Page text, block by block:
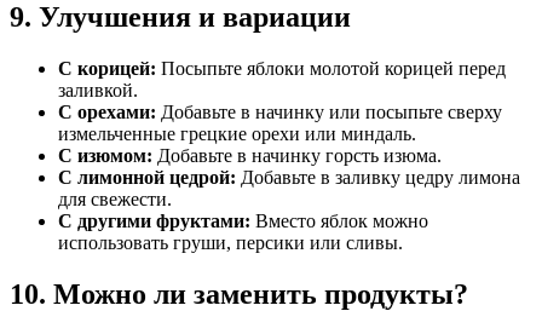
9. Улучшения и вариации
С корицей: Посыпьте яблоки молотой корицей перед
заливкой.
С орехами: Добавьте в начинку или посыпьте сверху
измельченные грецкие орехи или миндаль.
С изюмом: Добавьте в начинку горсть изюма.
С лимонной цедрой: Добавьте в заливку цедру лимона
для свежести.
С другими фруктами: Вместо яблок можно
использовать груши, персики или сливы.
10. Можно ли заменить продукты?